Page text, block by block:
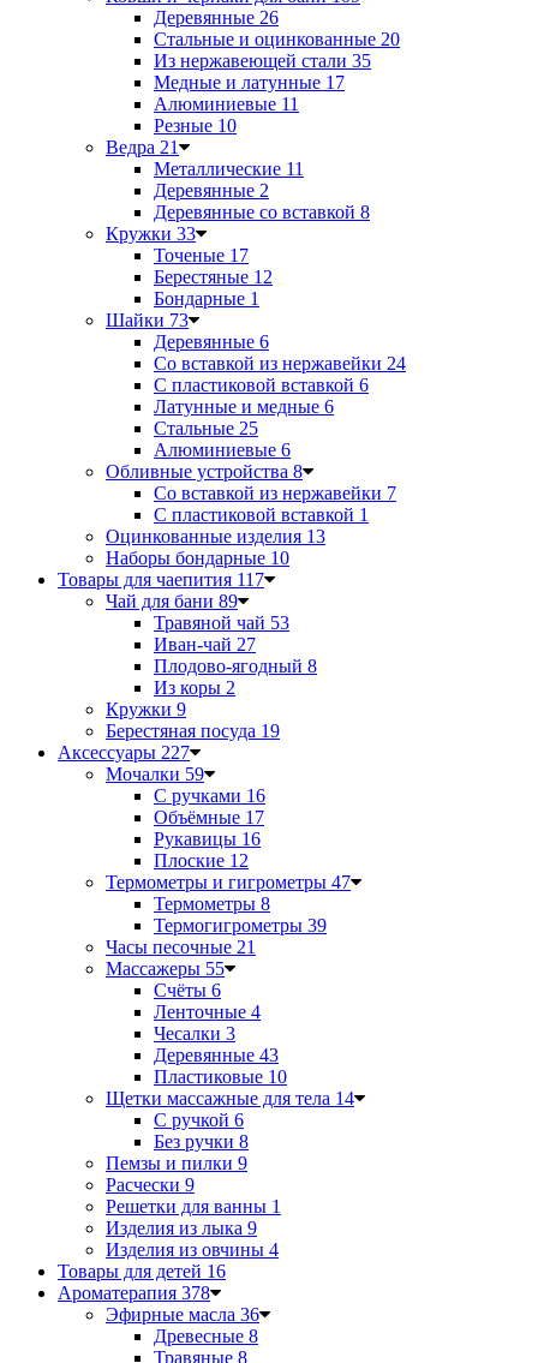
Деревянные 26
Стальные и оцинкованные 20
Из нержавеющей стали 35
Медные и латунные 17
Алюминиевые 11
Резные 10
Ведра 21
Металлические 11
Деревянные 2
Деревянные со вставкой 8
Кружки 33
Точеные 17
Берестяные 12
Бондарные 1
Шайки 73
Деревянные 6
Со вставкой из нержавейки 24
С пластиковой вставкой 6
Латунные и медные 6
Стальные 25
Алюминиевые 6
Обливные устройства 8
Со вставкой из нержавейки 7
С пластиковой вставкой 1
Оцинкованные изделия 13
Наборы бондарные 10
Товары для чаепития 117
Чай для бани 89
Травяной чай 53
Иван-чай 27
Плодово-ягодный 8
Из коры 2
Кружки 9
Берестяная посуда 19
Аксессуары 227
Мочалки 59
С ручками 16
Объёмные 17
Рукавицы 16
Плоские 12
Термометры и гигрометры 47
Термометры 8
Термогигрометры 39
Часы песочные 21
Массажеры 55
Счёты 6
Ленточные 4
Чесалки 3
Деревянные 43
Пластиковые 10
Щетки массажные для тела 14
С ручкой 6
Без ручки 8
Пемзы и пилки 9
Расчески 9
Решетки для ванны 1
Изделия из лыка 9
Изделия из овчины 4
Товары для детей 16
Ароматерапия 378
Эфирные масла 36
Древесные 8
Травяные 8